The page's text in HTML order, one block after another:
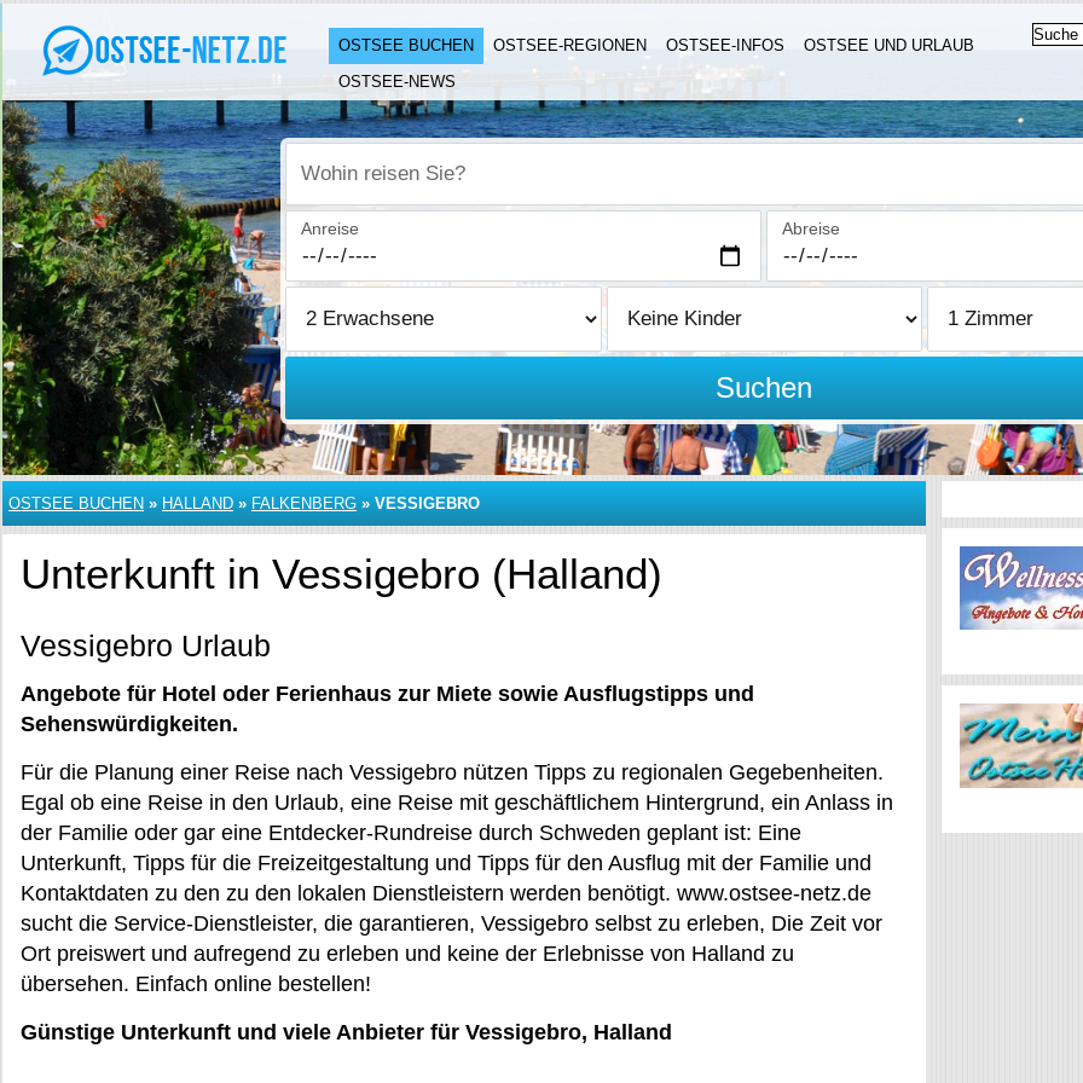
OSTSEE BUCHEN OSTSEE-REGIONEN OSTSEE-INFOS
OSTSEE UND URLAUB
OSTSEE-NEWS
Wohin reisen Sie?
Anreise Abreise
Suchen
OSTSEE BUCHEN » HALLAND » FALKENBERG » VESSIGEBRO
Unterkunft in Vessigebro (Halland)
Vessigebro Urlaub
Angebote für Hotel oder Ferienhaus zur Miete sowie Ausflugstipps und
Sehenswürdigkeiten.
Für die Planung einer Reise nach Vessigebro nützen Tipps zu regionalen Gegebenheiten.
Egal ob eine Reise in den Urlaub, eine Reise mit geschäftlichem Hintergrund, ein Anlass in
der Familie oder gar eine Entdecker-Rundreise durch Schweden geplant ist: Eine
Unterkunft, Tipps für die Freizeitgestaltung und Tipps für den Ausflug mit der Familie und
Kontaktdaten zu den zu den lokalen Dienstleistern werden benötigt. www.ostsee-netz.de
sucht die Service-Dienstleister, die garantieren, Vessigebro selbst zu erleben, Die Zeit vor
Ort preiswert und aufregend zu erleben und keine der Erlebnisse von Halland zu
übersehen. Einfach online bestellen!
Günstige Unterkunft und viele Anbieter für Vessigebro, Halland